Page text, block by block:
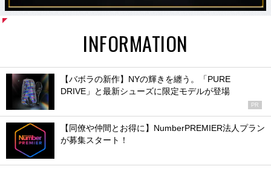
INFORMATION
【バボラの新作】NYの輝きを纏う。「PURE
DRIVE」と最新シューズに限定モデルが登場
PR
【同僚や仲間とお得に】NumberPREMIER法人プラン
が募集スタート！